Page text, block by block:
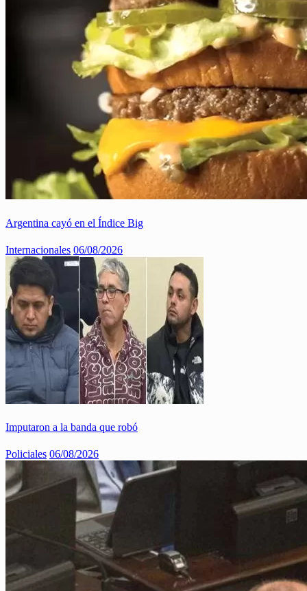
Argentina cayó en el Índice Big
Internacionales 06/08/2026
Imputaron a la banda que robó
Policiales 06/08/2026